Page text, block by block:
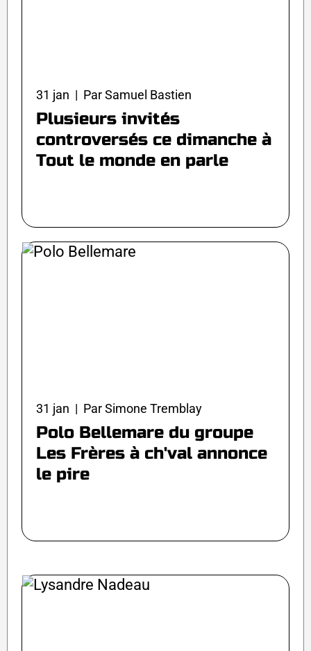
31 jan | Par Samuel Bastien
Plusieurs invités
controversés ce dimanche à
Tout le monde en parle
31 jan | Par Simone Tremblay
Polo Bellemare du groupe
Les Frères à ch'val annonce
le pire